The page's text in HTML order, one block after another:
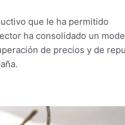
que le ha permitido
ha consolidado un
de precios y de